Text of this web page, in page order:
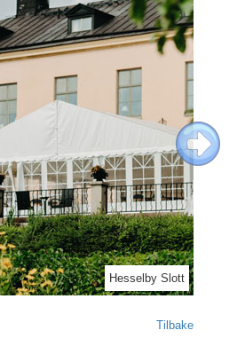
Hesselby Slott
Next
Tilbake